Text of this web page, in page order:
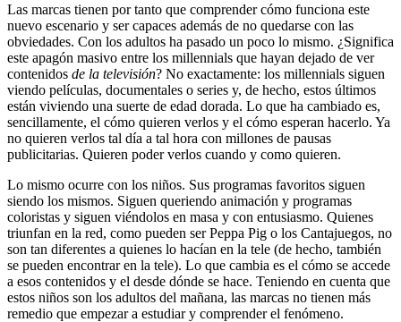
Las marcas tienen por tanto que comprender cómo funciona este
nuevo escenario y ser capaces además de no quedarse con las
obviedades. Con los adultos ha pasado un poco lo mismo. ¿Significa
este apagón masivo entre los millennials que hayan dejado de ver
contenidos de la televisión? No exactamente: los millennials siguen
viendo películas, documentales o series y, de hecho, estos últimos
están viviendo una suerte de edad dorada. Lo que ha cambiado es,
sencillamente, el cómo quieren verlos y el cómo esperan hacerlo. Ya
no quieren verlos tal día a tal hora con millones de pausas
publicitarias. Quieren poder verlos cuando y como quieren.
Lo mismo ocurre con los niños. Sus programas favoritos siguen
siendo los mismos. Siguen queriendo animación y programas
coloristas y siguen viéndolos en masa y con entusiasmo. Quienes
triunfan en la red, como pueden ser Peppa Pig o los Cantajuegos, no
son tan diferentes a quienes lo hacían en la tele (de hecho, también
se pueden encontrar en la tele). Lo que cambia es el cómo se accede
a esos contenidos y el desde dónde se hace. Teniendo en cuenta que
estos niños son los adultos del mañana, las marcas no tienen más
remedio que empezar a estudiar y comprender el fenómeno.